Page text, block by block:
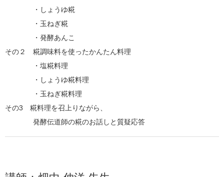
・しょうゆ糀
・玉ねぎ糀
・発酵あんこ
その２ 糀調味料を使ったかんたん料理
・塩糀料理
・しょうゆ糀料理
・玉ねぎ糀料理
その3 糀料理を召上りながら、
発酵伝道師の糀のお話しと質疑応答